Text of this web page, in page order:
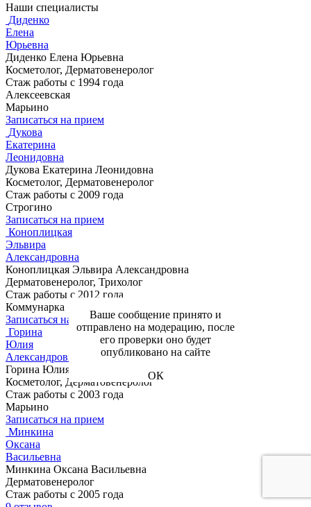
Наши специалисты
Диденко
Елена
Юрьевна
Диденко Елена Юрьевна
Косметолог, Дерматовенеролог
Стаж работы с 1994 года
Алексеевская
Марьино
Записаться на прием
Дукова
Екатерина
Леонидовна
Дукова Екатерина Леонидовна
Косметолог, Дерматовенеролог
Стаж работы с 2009 года
Строгино
Записаться на прием
Коноплицкая
Эльвира
Александровна
Коноплицкая Эльвира Александровна
Дерматовенеролог, Трихолог
Стаж работы с 2012 года
Коммунарка
Записаться на прием
Горина
Юлия
Александровна
Горина Юлия Александровна
Косметолог, Дерматовенеролог
Стаж работы с 2003 года
Марьино
Записаться на прием
Минкина
Оксана
Васильевна
Минкина Оксана Васильевна
Дерматовенеролог
Стаж работы с 2005 года
Ваше сообщение принято и
отправлено на модерацию, после
его проверки оно будет
опубликовано на сайте
ОК